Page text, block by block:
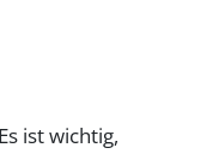
ist wichtig,